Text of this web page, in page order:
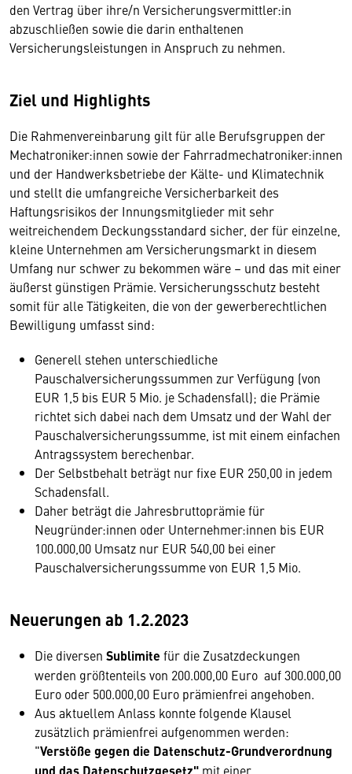
den Vertrag über ihre/n Versicherungsvermittler:in
abzuschließen sowie die darin enthaltenen
Versicherungsleistungen in Anspruch zu nehmen.
Ziel und Highlights
Die Rahmenvereinbarung gilt für alle Berufsgruppen der
Mechatroniker:innen sowie der Fahrradmechatroniker:innen
und der Handwerksbetriebe der Kälte- und Klimatechnik
und stellt die umfangreiche Versicherbarkeit des
Haftungsrisikos der Innungsmitglieder mit sehr
weitreichendem Deckungsstandard sicher, der für einzelne,
kleine Unternehmen am Versicherungsmarkt in diesem
Umfang nur schwer zu bekommen wäre – und das mit einer
äußerst günstigen Prämie. Versicherungsschutz besteht
somit für alle Tätigkeiten, die von der gewerberechtlichen
Bewilligung umfasst sind:
Generell stehen unterschiedliche
Pauschalversicherungssummen zur Verfügung (von
EUR 1,5 bis EUR 5 Mio. je Schadensfall); die Prämie
richtet sich dabei nach dem Umsatz und der Wahl der
Pauschalversicherungssumme, ist mit einem einfachen
Antragssystem berechenbar.
Der Selbstbehalt beträgt nur fixe EUR 250,00 in jedem
Schadensfall.
Daher beträgt die Jahresbruttoprämie für
Neugründer:innen oder Unternehmer:innen bis EUR
100.000,00 Umsatz nur EUR 540,00 bei einer
Pauschalversicherungssumme von EUR 1,5 Mio.
Neuerungen ab 1.2.2023
Die diversen Sublimite für die Zusatzdeckungen
werden größtenteils von 200.000,00 Euro auf 300.000,00
Euro oder 500.000,00 Euro prämienfrei angehoben.
Aus aktuellem Anlass konnte folgende Klausel
zusätzlich prämienfrei aufgenommen werden:
"Verstöße gegen die Datenschutz-Grundverordnung
mit einer